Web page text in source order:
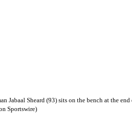
Jabaal Sheard (93) sits on the bench at the
Sportswire)